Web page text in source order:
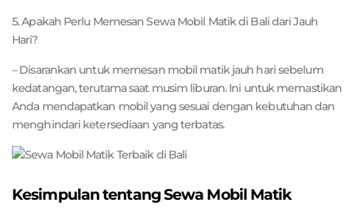
5. Apakah Perlu Memesan Sewa Mobil Matik di Bali dari Jauh
Hari?
– Disarankan untuk memesan mobil matik jauh hari sebelum
kedatangan, terutama saat musim liburan. Ini untuk memastikan
Anda mendapatkan mobil yang sesuai dengan kebutuhan dan
menghindari ketersediaan yang terbatas.
Kesimpulan tentang Sewa Mobil Matik